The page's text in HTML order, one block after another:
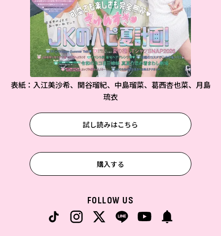
表紙：入江美沙希、関谷瑠紀、中島瑠菜、葛西杏也菜、月島
琉衣
試し読みはこちら
購入する
FOLLOW US